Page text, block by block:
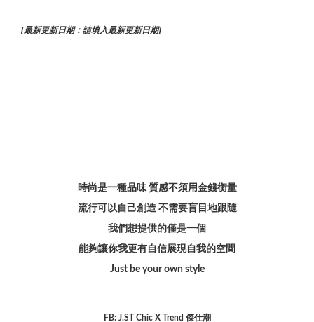
[最新更新日期：請填入最新更新日期]
時尚是一種品味 質感不須用金錢衡量
流行可以自己創造 不需要盲目地跟隨
我們想提供的僅是一個
能夠讓你我更有自信展現自我的空間
Just be your own style
FB: J.ST Chic X Trend 傑仕潮